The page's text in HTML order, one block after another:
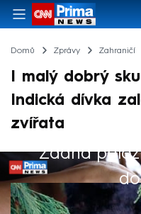
Domů Zprávy Zahraničí
I malý dobrý
Indická dívka
zvířata
Žádná
Výběr redakce